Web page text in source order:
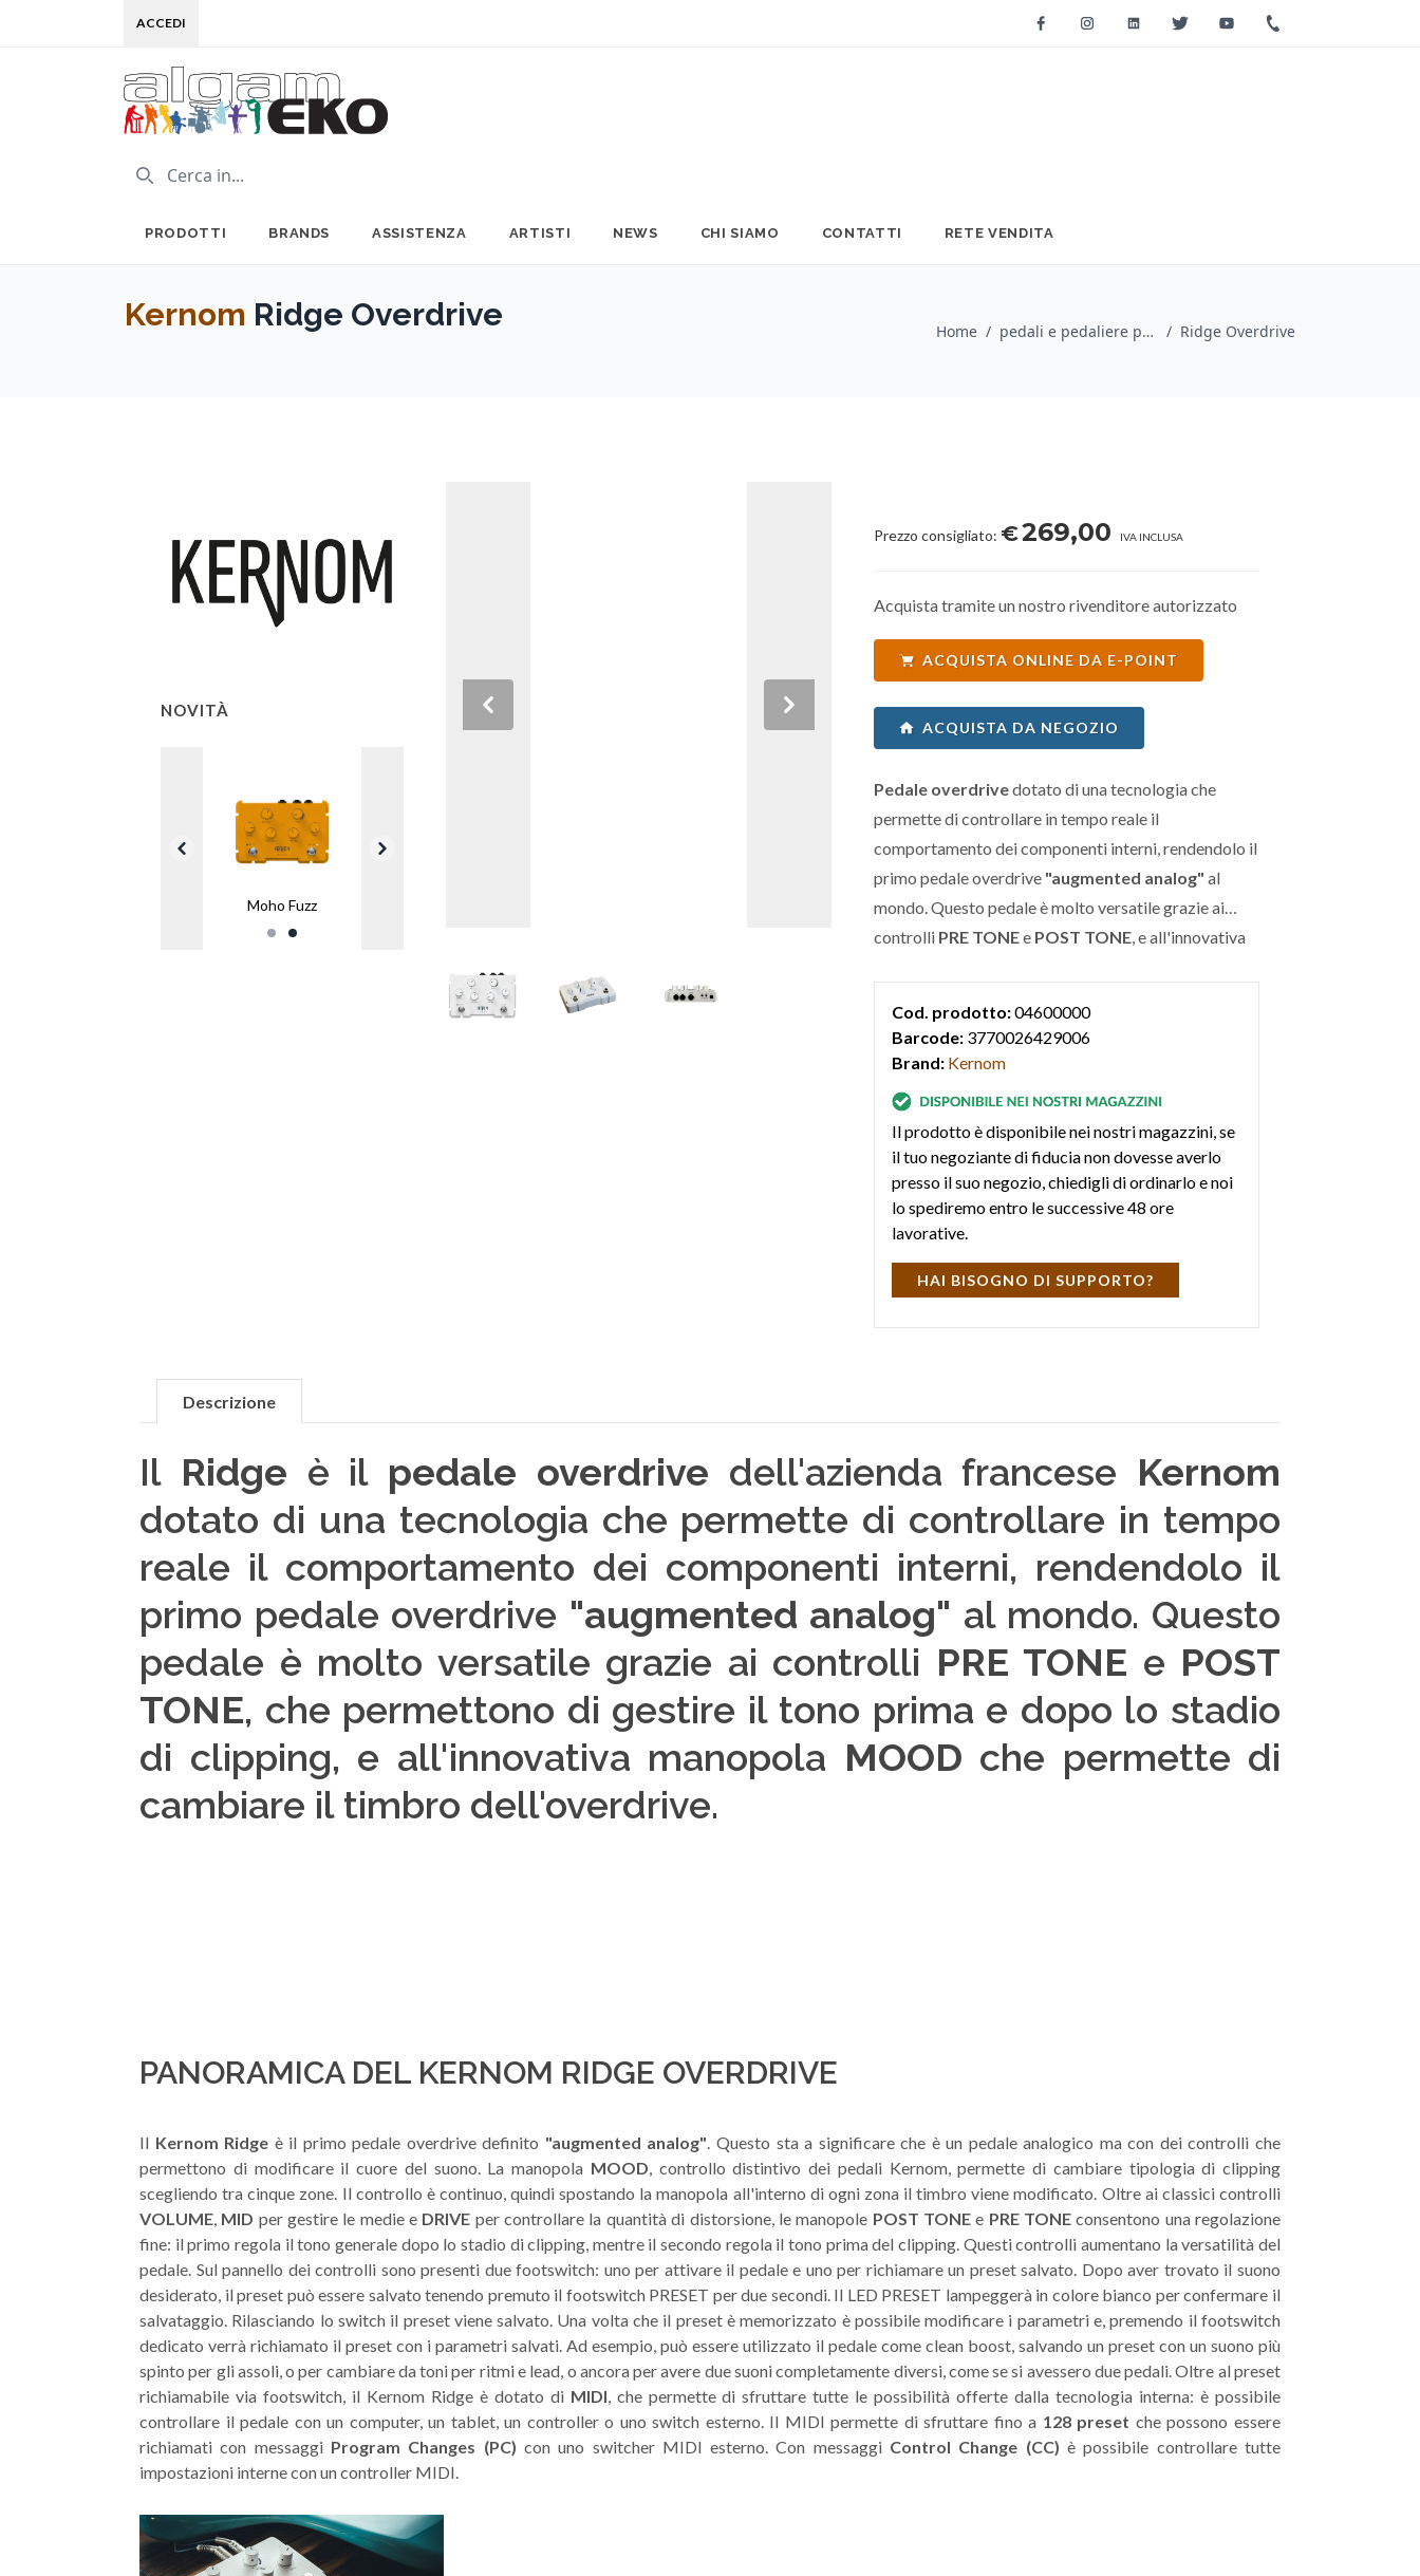
ACCEDI FacebookInstagramLinkedinTwitter Youtube
PRODOTTI BRANDS ASSISTENZA ARTISTI NEWS CHI SIAMO CONTATTI RETE VENDITA
Kernom Ridge Overdrive Home / pedali e pedaliere per chitarra / Kernom / Ridge Overdrive
NOVITÀ
Moho Fuzz
Previous Next
Prezzo consigliato: €269,00 IVA INCLUSA
Acquista tramite un nostro rivenditore autorizzato
ACQUISTA ONLINE DA E-POINT
ACQUISTA DA NEGOZIO
Pedale overdrivedotato di una tecnologia che
permette di controllare in tempo reale il
comportamento dei componenti interni, rendendolo il
primo pedale overdrive "augmented analog" al
mondo. Questo pedale è molto versatile grazie ai
controlli PRE TONEe POST TONE, e all'innovativa
Cod. prodotto:04600000
Barcode: 3770026429006
Brand: Kernom
Il prodotto è disponibile nei nostri magazzini, se
il tuo negoziante di fiducia non dovesse averlo
presso il suo negozio, chiedigli di ordinarlo e noi
lo spediremo entro le successive 48 ore
lavorative.
HAI BISOGNO DI SUPPORTO?
Descrizione
Il Ridge è il pedale overdrive dell'azienda francese Kernom
dotato di una tecnologia che permette di controllare in tempo
reale il comportamento dei componenti interni, rendendolo il
primo pedale overdrive "augmented analog" al mondo. Questo
pedale è molto versatile grazie ai controlli PRE TONE e POST
TONE, che permettono di gestire il tono prima e dopo lo stadio
di clipping, e all'innovativa manopola MOOD che permette di
cambiare il timbro dell'overdrive.
PANORAMICA DEL KERNOM RIDGE OVERDRIVE
Il Kernom Ridge è il primo pedale overdrive definito "augmented analog". Questo sta a significare che è un pedale analogico ma con dei controlli che
permettono di modificare il cuore del suono. La manopola MOOD, controllo distintivo dei pedali Kernom, permette di cambiare tipologia di clipping
scegliendo tra cinque zone. Il controllo è continuo, quindi spostando la manopola all'interno di ogni zona il timbro viene modificato. Oltre ai classici controlli
VOLUME, MID per gestire le medie e DRIVE per controllare la quantità di distorsione, le manopole POST TONEe PRE TONE consentono una regolazione
fine: il primo regola il tono generale dopo lo stadio di clipping, mentre il secondo regola il tono prima del clipping. Questi controlli aumentano la versatilità del
pedale. Sul pannello dei controlli sono presenti due footswitch: uno per attivare il pedale e uno per richiamare un preset salvato. Dopo aver trovato il suono
desiderato, il preset può essere salvato tenendo premuto il footswitch PRESET per due secondi. Il LED PRESET lampeggerà in colore bianco per confermare il
salvataggio. Rilasciando lo switch il preset viene salvato. Una volta che il preset è memorizzato è possibile modificare i parametri e, premendo il footswitch
dedicato verrà richiamato il preset con i parametri salvati. Ad esempio, può essere utilizzato il pedale come clean boost, salvando un preset con un suono più
spinto per gli assoli, o per cambiare da toni per ritmi e lead, o ancora per avere due suoni completamente diversi, come se si avessero due pedali. Oltre al preset
richiamabile via footswitch, il Kernom Ridge è dotato di MIDI, che permette di sfruttare tutte le possibilità offerte dalla tecnologia interna: è possibile
controllare il pedale con un computer, un tablet, un controller o uno switch esterno. Il MIDI permette di sfruttare fino a 128 preset che possono essere
richiamati con messaggi Program Changes (PC) con uno switcher MIDI esterno. Con messaggi Control Change (CC) è possibile controllare tutte
impostazioni interne con un controller MIDI.